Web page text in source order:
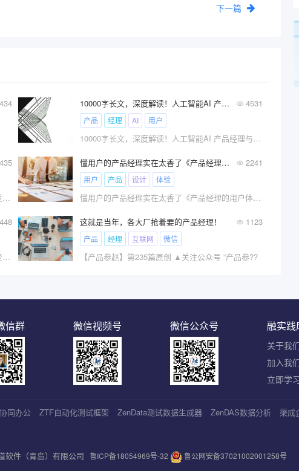
下一篇
10000字长文，深度解读！人工智能AI 产品经理与传统产品经理工作到底有什么不同？ 4531
产品 经理 AI 用户
10000字长文，深度解读！人工智能AI 产品经理与传统产品经理工作到底有什么不同？
不要怪我水文，这两篇本就是一体的，拿来重新发一遍。内容概述：\x0d\x0a1、企业产品项目类型\x0d\x0a2、企业产品项目生命周期划分
懂用户的产品经理实在太香了《产品经理的用户体验设计秘籍》分享！ 2241
用户 产品 设计 体验
懂用户的产品经理实在太香了《产品经理的用户体验设计秘籍》分享！
当你随时都为被替代做好准备的时候，你才会越变越好！\x0a在职场危机到来之前，你做好准备了吗？
这就是当年，各大厂抢着要的产品经理！ 1123
产品 经理 互联网 微信
【产品参赵】第235篇原创 ▲关注公众号 “产品参??
融实践
关于我
加入我
立即学
微信公众号
微信视频号
信群
同办公 ZTF自动化测试框架 ZenData测试数据生成器 ZenDAS数据分析 渠成
软件（青岛）有限公司 鲁ICP备18054969号-32 鲁公网安备37021002001258号